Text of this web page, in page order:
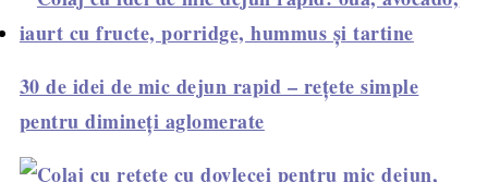
30 de idei de mic dejun rapid – rețete simple
pentru dimineți aglomerate